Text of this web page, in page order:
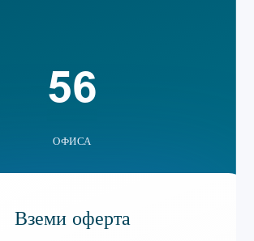
56
ОФИСА
Вземи оферта